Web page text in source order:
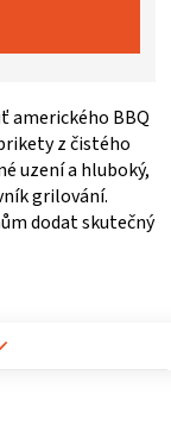
amerického BBQ
z čistého
uzení a hluboký,
grilování.
dodat skutečný